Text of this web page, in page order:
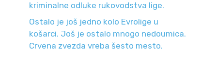
kriminalne odluke rukovodstva lige.
Ostalo je još jedno kolo Evrolige u
košarci. Još je ostalo mnogo nedoumica.
Crvena zvezda vreba šesto mesto.